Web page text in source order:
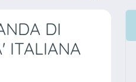
DI
ITALIANA